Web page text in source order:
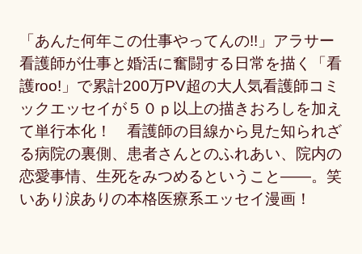
「あんた何年この仕事やってんの!!」アラサー
看護師が仕事と婚活に奮闘する日常を描く「看
護roo!」で累計200万PV超の大人気看護師コミ
ックエッセイが５０ｐ以上の描きおろしを加え
て単行本化！ 看護師の目線から見た知られざ
る病院の裏側、患者さんとのふれあい、院内の
恋愛事情、生死をみつめるということ――。笑
いあり涙ありの本格医療系エッセイ漫画！